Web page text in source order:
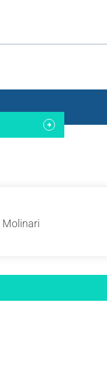
Molinari